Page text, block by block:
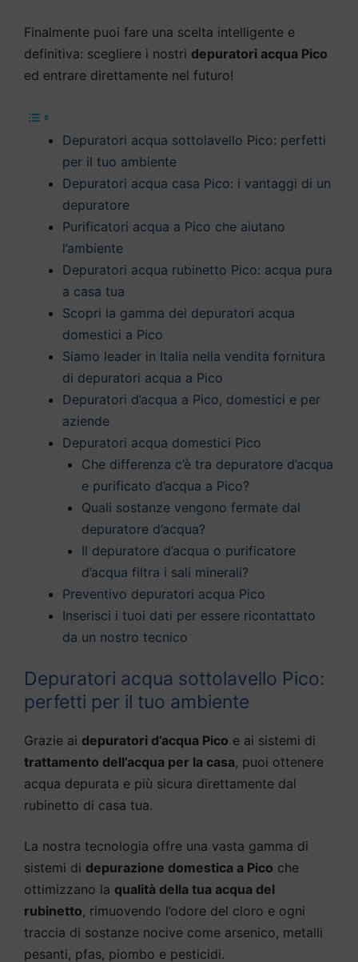
Finalmente puoi fare una scelta intelligente e
definitiva: scegliere i nostri depuratori acqua Pico
ed entrare direttamente nel futuro!
Depuratori acqua sottolavello Pico: perfetti
per il tuo ambiente
Depuratori acqua casa Pico: i vantaggi di un
depuratore
Purificatori acqua a Pico che aiutano
l’ambiente
Depuratori acqua rubinetto Pico: acqua pura
a casa tua
Scopri la gamma dei depuratori acqua
domestici a Pico
Siamo leader in Italia nella vendita fornitura
di depuratori acqua a Pico
Depuratori d’acqua a Pico, domestici e per
aziende
Depuratori acqua domestici Pico
Che differenza c’è tra depuratore d’acqua
e purificato d’acqua a Pico?
Quali sostanze vengono fermate dal
depuratore d’acqua?
Il depuratore d’acqua o purificatore
d’acqua filtra i sali minerali?
Preventivo depuratori acqua Pico
Inserisci i tuoi dati per essere ricontattato
da un nostro tecnico
Depuratori acqua sottolavello Pico:
perfetti per il tuo ambiente
Grazie ai depuratori d’acqua Pico e ai sistemi di
trattamento dell’acqua per la casa, puoi ottenere
acqua depurata e più sicura direttamente dal
rubinetto di casa tua.
La nostra tecnologia offre una vasta gamma di
sistemi di depurazione domestica a Pico che
ottimizzano la qualità della tua acqua del
rubinetto, rimuovendo l’odore del cloro e ogni
traccia di sostanze nocive come arsenico, metalli
pesanti, pfas, piombo e pesticidi.